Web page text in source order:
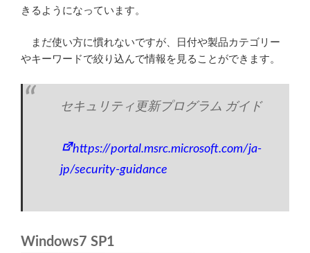
きるようになっています。
まだ使い方に慣れないですが、日付や製品カテゴリー
やキーワードで絞り込んで情報を見ることができます。
セキュリティ更新プログラム ガイド
https://portal.msrc.microsoft.com/ja-
jp/security-guidance
Windows7 SP1